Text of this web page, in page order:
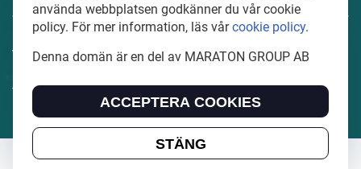
VasternorrlandsAffarer.se är en del av mediakoncernen
tidningsvarumärken i Europa.
använda webbplatsen godkänner du vår cookie
policy. För mer information, läs vårcookie policy.
Denna domän är en del av MARATON GROUP AB
ACCEPTERA COOKIES
STÄNG